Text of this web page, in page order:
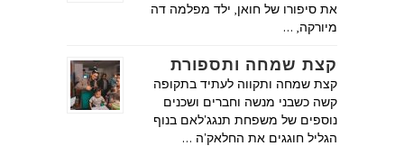
את סיפורו של חואן, ילד מפלמה דה
מיורקה, …
קצת שמחה ותספורת
קצת שמחה ותקווה לעתיד בתקופה
קשה כשבני מנשה וחברים ושכנים
נוספים של משפחת תנגג'לאם בנוף
הגליל חוגגים את החלאק'ה …